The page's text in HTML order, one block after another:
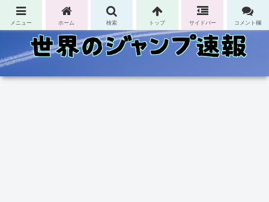
コンテンツへスキップ
メニュー ホーム 検索 トップ サイドバー コメント欄